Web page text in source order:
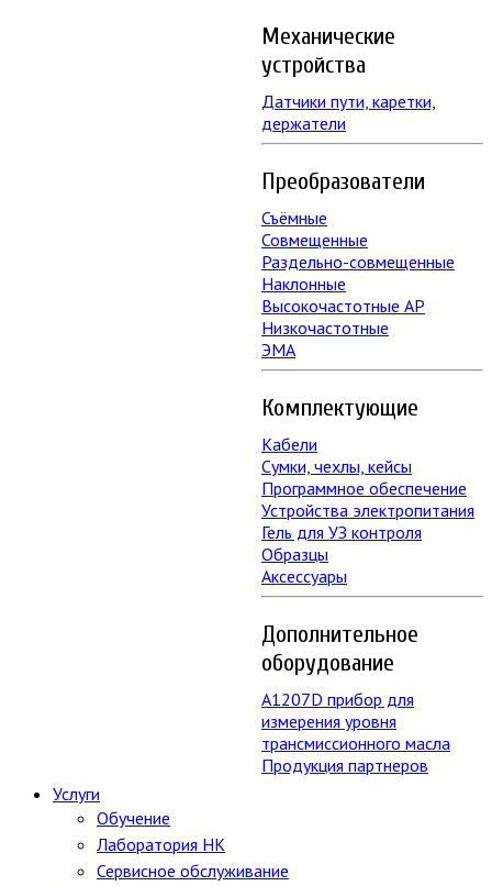
Механические
устройства
Датчики пути, каретки,
держатели
Преобразователи
Съёмные
Совмещенные
Раздельно-совмещенные
Наклонные
Высокочастотные АР
Низкочастотные
ЭМА
Комплектующие
Кабели
Сумки, чехлы, кейсы
Программное обеспечение
Устройства электропитания
Гель для УЗ контроля
Образцы
Аксессуары
Дополнительное
оборудование
А1207D прибор для
измерения уровня
трансмиссионного масла
Продукция партнеров
Услуги
Обучение
Лаборатория НК
Сервисное обслуживание